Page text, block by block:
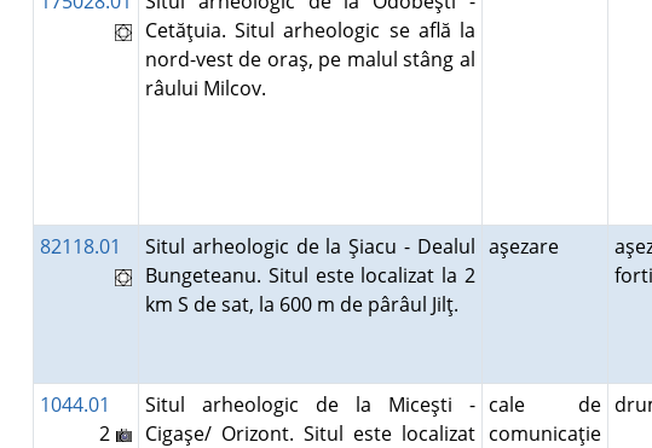
Cetăţuia. Situl arheologic se află la
nord-vest de oraş, pe malul stâng al
râului Milcov.
82118.01
Situl arheologic de la Şiacu - Dealul
Bungeteanu. Situl este localizat la 2
km S de sat, la 600 m de pârâul Jilţ.
aşezare
1044.01
2
Situl arheologic de la Miceşti -
Cigaşe/ Orizont. Situl este localizat
cale de
comunicaţie